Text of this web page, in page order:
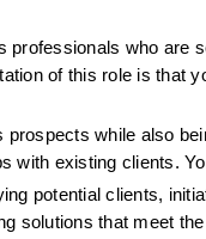
professionals who are
of this role is that
prospects while also
with existing clients.
potential clients,
solutions that meet